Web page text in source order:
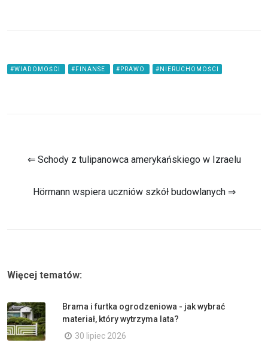
#WIADOMOŚCI #FINANSE #PRAWO #NIERUCHOMOŚCI
⇐ Schody z tulipanowca amerykańskiego w Izraelu
Hörmann wspiera uczniów szkół budowlanych ⇒
Więcej tematów:
Brama i furtka ogrodzeniowa - jak wybrać
materiał, który wytrzyma lata?
30 lipiec 2026